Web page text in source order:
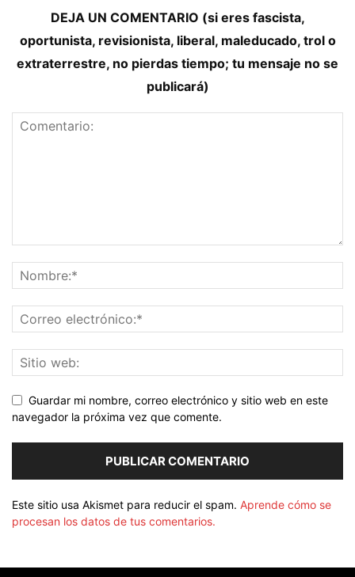
DEJA UN COMENTARIO (si eres fascista,
oportunista, revisionista, liberal, maleducado, trol o
extraterrestre, no pierdas tiempo; tu mensaje no se
publicará)
Guardar mi nombre, correo electrónico y sitio web en este
navegador la próxima vez que comente.
Este sitio usa Akismet para reducir el spam. Aprende cómo se
procesan los datos de tus comentarios.